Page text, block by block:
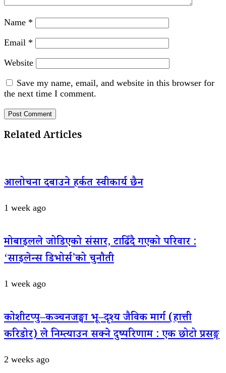
Name *
Email *
Website
Save my name, email, and website in this browser for
the next time I comment.
Related Articles
आलोचना दबाउने हर्कत स्वीकार्य छैन
1 week ago
मोबाइलले जोडिएको संसार, टाढिँदै गएको परिवार :
‘साइलेन्स डिभोर्स’को चुनौती
1 week ago
कोशीटप्पु–कञ्चनजङ्घा भू–दृश्य जैविक मार्ग (हात्ती
करिडोर) ले निम्त्याउन सक्ने दुष्परिणाम : एक छोटो प्रसङ्ग
2 weeks ago